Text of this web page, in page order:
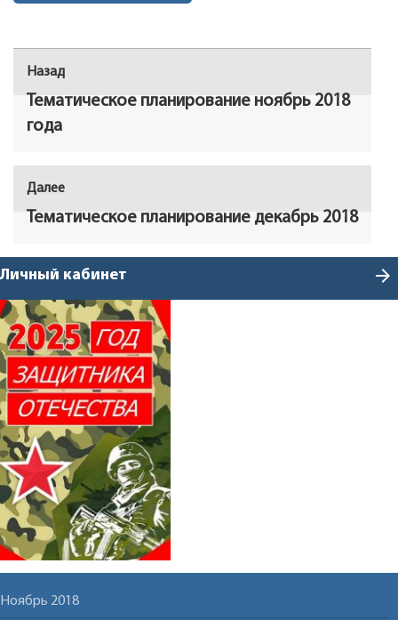
Навигация
по
записям
Назад
Тематическое планирование ноябрь 2018
года
Далее
Тематическое планирование декабрь 2018
Личный кабинет arrow_forward
Ноябрь 2018